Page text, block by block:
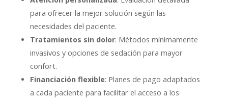
para ofrecer la mejor solución según las
necesidades del paciente.
Tratamientos sin dolor: Métodos mínimamente
invasivos y opciones de sedación para mayor
confort.
Financiación flexible: Planes de pago adaptados
a cada paciente para facilitar el acceso a los